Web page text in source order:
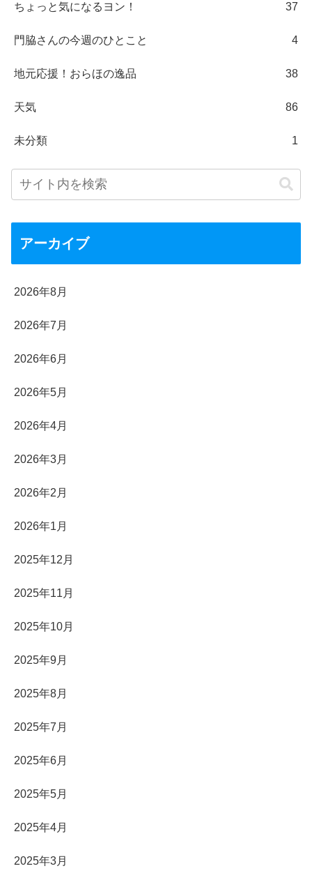
ちょっと気になるヨン！ 37
門脇さんの今週のひとこと 4
地元応援！おらほの逸品 38
天気 86
未分類 1
アーカイブ
2026年8月
2026年7月
2026年6月
2026年5月
2026年4月
2026年3月
2026年2月
2026年1月
2025年12月
2025年11月
2025年10月
2025年9月
2025年8月
2025年7月
2025年6月
2025年5月
2025年4月
2025年3月